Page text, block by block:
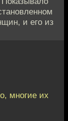
и его из
многие их